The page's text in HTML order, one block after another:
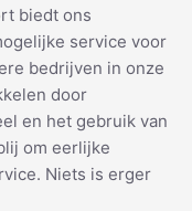
biedt ons
service voor
bedrijven in onze
door
en het gebruik van
om eerlijke
Niets is erger